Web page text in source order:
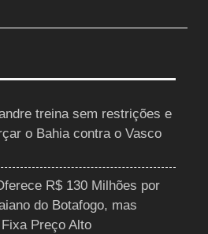
treina sem restrições e
o Bahia contra o Vasco
R$ 130 Milhões por
do Botafogo, mas
Preço Alto